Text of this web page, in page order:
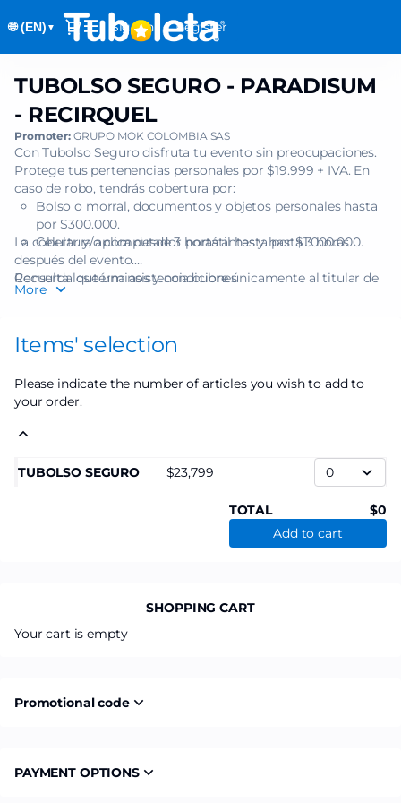
🌐 (EN) ▼ Dialog
Sign in Register
selection
PARADISUM
RECIRQUEL]
Tuboleta.com
TUBOLSO
-
PARADISUM
-
RECIRQUEL
TUBOLSO SEGURO - PARADISUM
- RECIRQUEL
Promoter: GRUPO MOK COLOMBIA SAS
Con Tubolso Seguro disfruta tu evento sin preocupaciones.
Protege tus pertenencias personales por $19.999 + IVA. En
caso de robo, tendrás cobertura por:
Bolso o morral, documentos y objetos personales hasta
por $300.000.
Celular y/o computador portátil hasta por $1.000.000.
La cobertura aplica desde 3 horas antes y hasta 3 horas
después del evento.
Recuerda que una asistencia cubre únicamente al titular de
una (1) boleta.
Consulta los términos y condiciones
More
Items' selection
Please indicate the number of articles you wish to add to
your order.
TUBOLSO SEGURO 23,799
TOTAL
0
Add to cart
SHOPPING CART
Your cart is empty
Promotional code
PAYMENT OPTIONS